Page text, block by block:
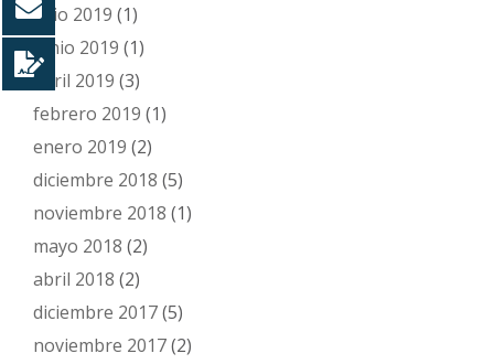
julio 2019 (1)
junio 2019 (1)
abril 2019 (3)
febrero 2019 (1)
enero 2019 (2)
diciembre 2018 (5)
noviembre 2018 (1)
mayo 2018 (2)
abril 2018 (2)
diciembre 2017(5)
noviembre 2017(2)